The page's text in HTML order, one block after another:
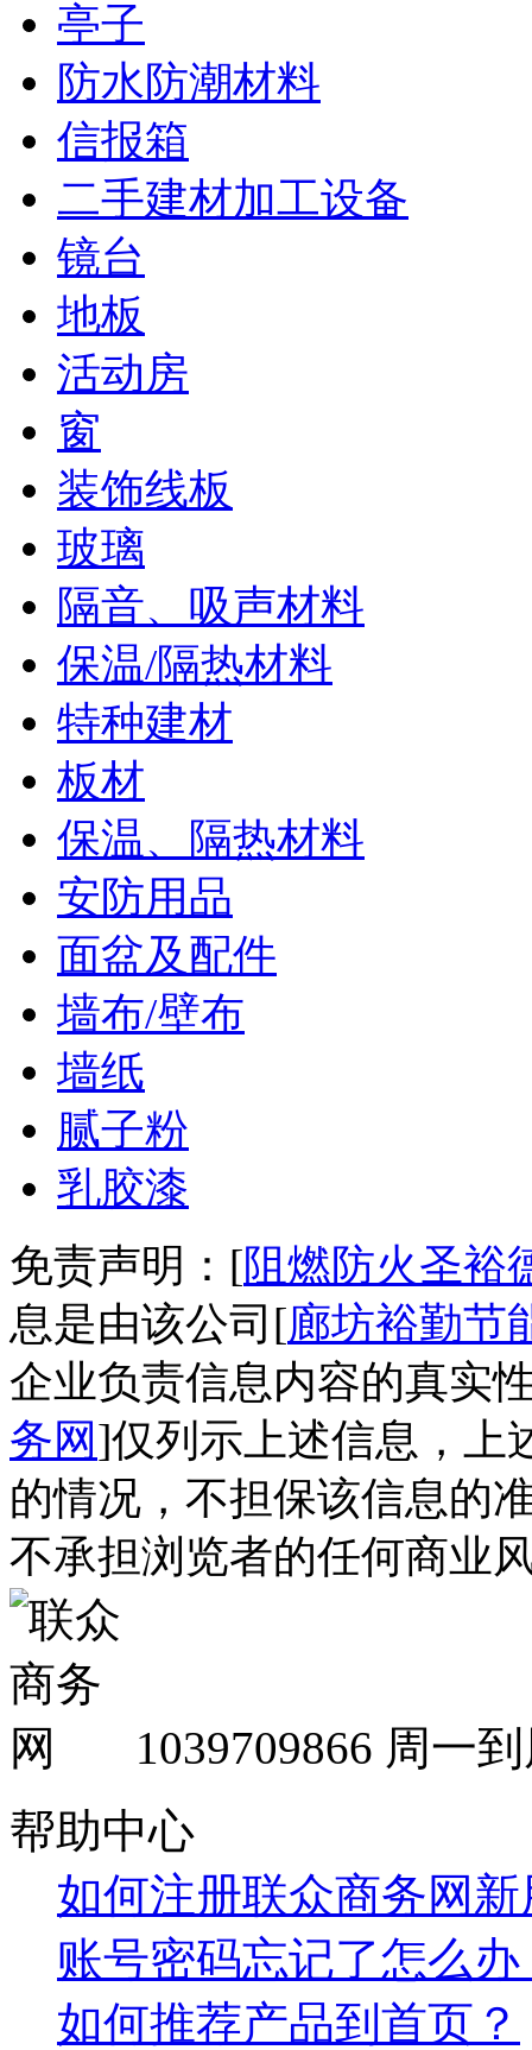
亭子
防水防潮材料
信报箱
二手建材加工设备
镜台
地板
活动房
窗
装饰线板
玻璃
隔音、吸声材料
保温/隔热材料
特种建材
板材
保温、隔热材料
安防用品
面盆及配件
墙布/壁布
墙纸
腻子粉
乳胶漆
免责声明：[阻燃防火圣裕
息是由该公司[廊坊裕勤节
企业负责信息内容的真实
务网]仅列示上述信息，上
的情况，不担保该信息的
不承担浏览者的任何商业
1039709866 周一
帮助中心
如何注册联众商务网
账号密码忘记了怎么办
如何推荐产品到首页？